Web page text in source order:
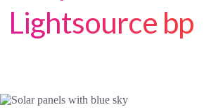
Lightsource bp